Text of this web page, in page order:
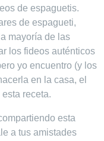
de espaguetis.
de espagueti,
mayoría de las
los fideos auténticos
yo encuentro (y los
en la casa, el
receta.
esta
a tus amistades